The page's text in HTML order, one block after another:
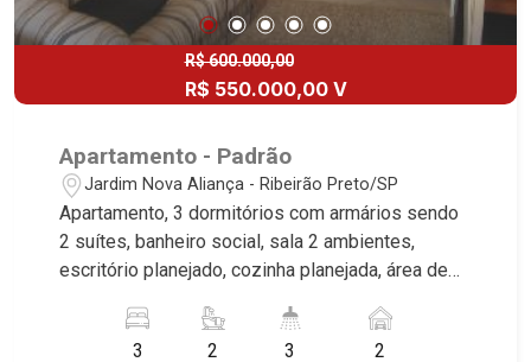
R$ 600.000,00
R$ 550.000,00 V
Apartamento - Padrão
Jardim Nova Aliança - Ribeirão Preto/SP
Apartamento, 3 dormitórios com armários sendo
2 suítes, banheiro social, sala 2 ambientes,
escritório planejado, cozinha planejada, área de
próximo ao Shopping Iguatemi.
3
2 3 2